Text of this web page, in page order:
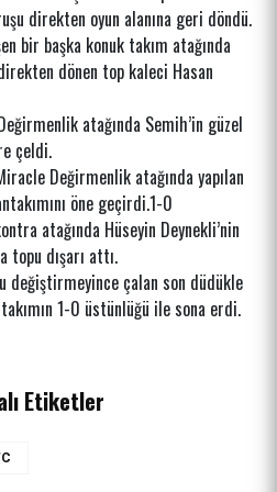
direkten oyun alanına geri döndü.
bir başka konuk takım atağında
dönen top kaleci Hasan
atağında Semih’in güzel
çeldi.
Değirmenlik atağında yapılan
öne geçirdi.1-0
atağında Hüseyin Deynekli’nin
topu dışarı attı.
değiştirmeyince çalan son düdükle
1-0 üstünlüğü ile sona erdi.
Etiketler